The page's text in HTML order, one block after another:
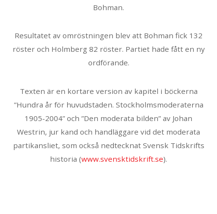
Bohman.
Resultatet av omröstningen blev att Bohman fick 132
röster och Holmberg 82 röster. Partiet hade fått en ny
ordförande.
Texten är en kortare version av kapitel i böckerna
”Hundra år för huvudstaden. Stockholmsmoderaterna
1905-2004” och ”Den moderata bilden” av Johan
Westrin, jur kand och handläggare vid det moderata
partikansliet, som också nedtecknat Svensk Tidskrifts
historia (www.svensktidskrift.se).